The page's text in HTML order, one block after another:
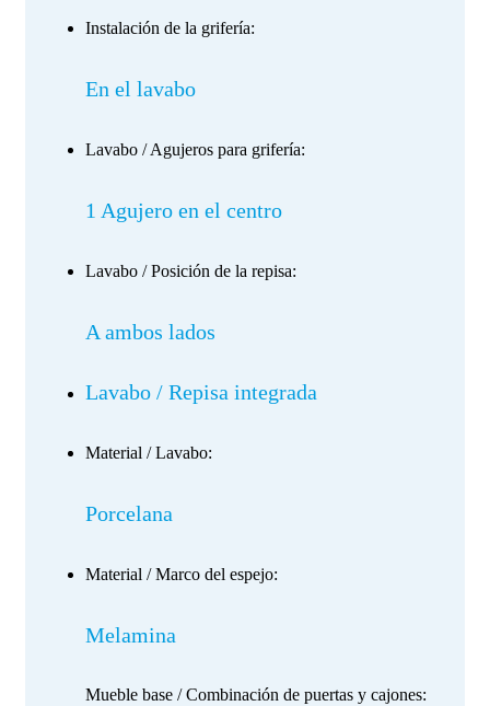
Instalación de la grifería:
En el lavabo
Lavabo / Agujeros para grifería:
1 Agujero en el centro
Lavabo / Posición de la repisa:
A ambos lados
Lavabo / Repisa integrada
Material / Lavabo:
Porcelana
Material / Marco del espejo:
Melamina
Mueble base / Combinación de puertas y cajones: